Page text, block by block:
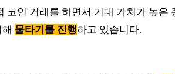
코인 거래를 하면서 기대 가치가 높은
물타기를 진행하고 있습니다.